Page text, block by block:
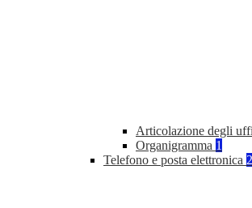
Articolazione degli
Organigramma 1
Telefono e posta elettronica 2